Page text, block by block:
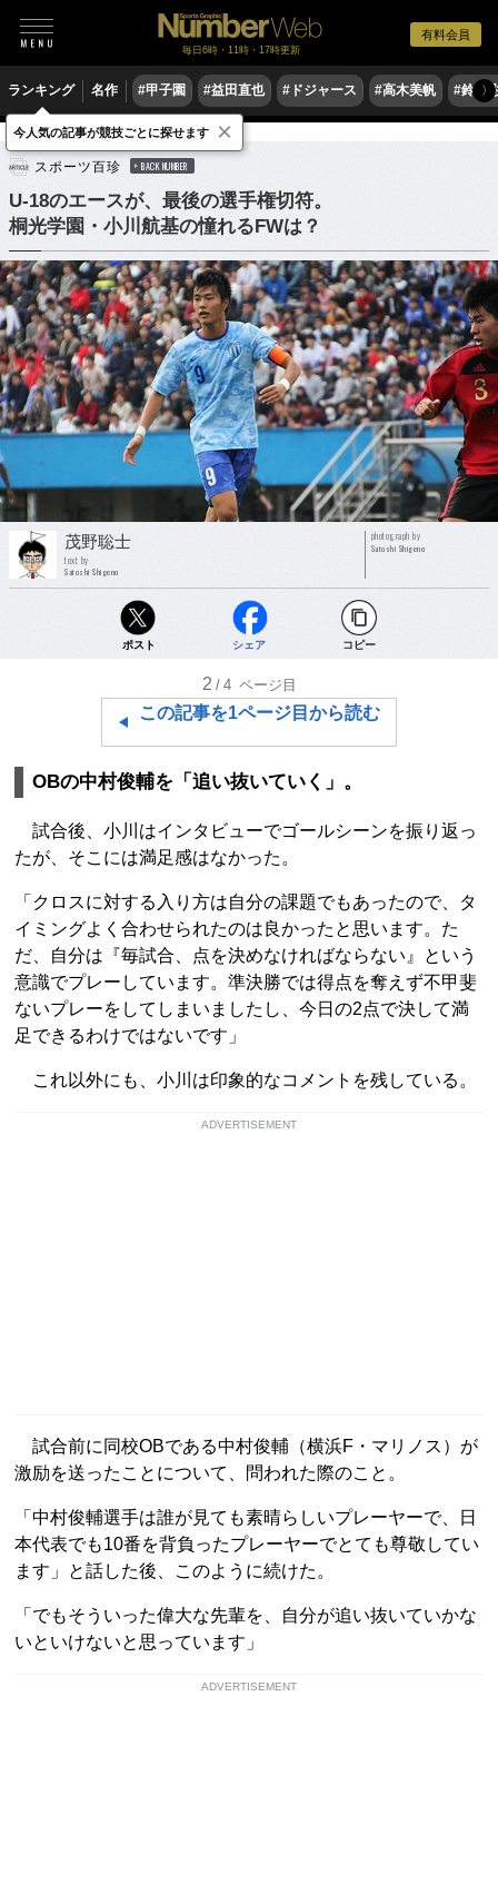
有料会員
毎日6時・11時・17時更新
ランキング 名作 #甲子園 #益田直也 #ドジャース #高木美帆 #鈴木
〉
サッカー 高校サッカー
スポーツ百珍 BACK NUMBER
U-18のエースが、最後の選手権切符。
桐光学園・小川航基の憧れるFWは？
茂野聡士
text by
Satoshi Shigeno
photograph by
Satoshi Shigeno
ポスト シェア コピー
2 /4 ページ目
この記事を1ページ目から読む
OBの中村俊輔を「追い抜いていく」。
試合後、小川はインタビューでゴールシーンを振り返っ
たが、そこには満足感はなかった。
「クロスに対する入り方は自分の課題でもあったので、タ
イミングよく合わせられたのは良かったと思います。た
だ、自分は『毎試合、点を決めなければならない』という
意識でプレーしています。準決勝では得点を奪えず不甲斐
ないプレーをしてしまいましたし、今日の2点で決して満
足できるわけではないです」
これ以外にも、小川は印象的なコメントを残している。
ADVERTISEMENT
試合前に同校OBである中村俊輔（横浜F・マリノス）が
激励を送ったことについて、問われた際のこと。
「中村俊輔選手は誰が見ても素晴らしいプレーヤーで、日
本代表でも10番を背負ったプレーヤーでとても尊敬してい
ます」と話した後、このように続けた。
「でもそういった偉大な先輩を、自分が追い抜いていかな
いといけないと思っています」
ADVERTISEMENT
今人気の記事が競技ごとに探せます ×